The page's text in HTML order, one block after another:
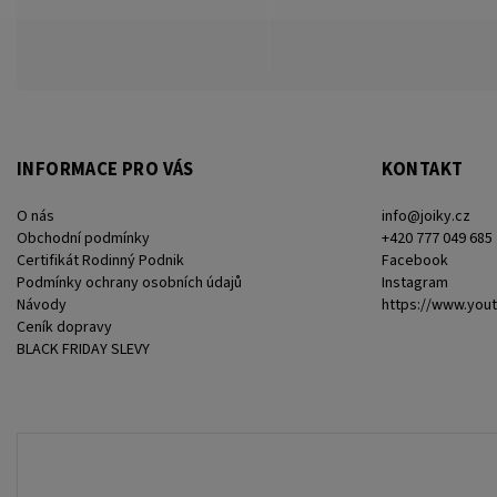
INFORMACE PRO VÁS
O nás
Obchodní podmínky
Certifikát Rodinný Podnik
Podmínky ochrany osobních údajů
Návody
Ceník dopravy
BLACK FRIDAY SLEVY
KONTAKT
info@joiky.cz
+420 777 049 685
Facebook
Instagram
https://